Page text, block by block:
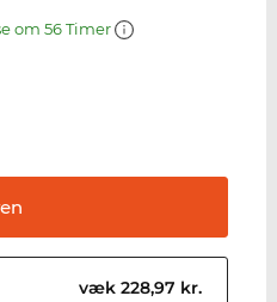
om 56 Timer
væk 228,97 kr.